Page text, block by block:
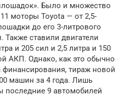
Было и множество
моторы Toyota — от 2,5-
до его 3-литрового
Также ставили двигатели
и 205 сил и 2,5 литра и 150
АКП. Однако, как это обычно
финансирования, тираж новой
машин за 4 года. Лишь
последние 9 автомобилей